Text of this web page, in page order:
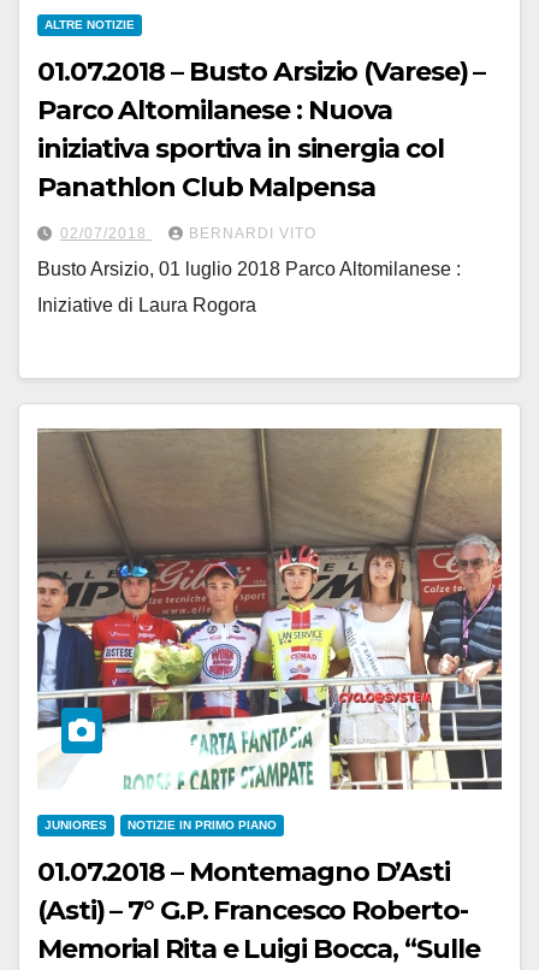
ALTRE NOTIZIE
01.07.2018 – Busto Arsizio (Varese) –
Parco Altomilanese : Nuova
iniziativa sportiva in sinergia col
Panathlon Club Malpensa
02/07/2018 BERNARDI VITO
Busto Arsizio, 01 luglio 2018 Parco Altomilanese :
Iniziative di Laura Rogora
JUNIORES NOTIZIE IN PRIMO PIANO
01.07.2018 – Montemagno D’Asti
(Asti) – 7° G.P. Francesco Roberto-
Memorial Rita e Luigi Bocca, “Sulle